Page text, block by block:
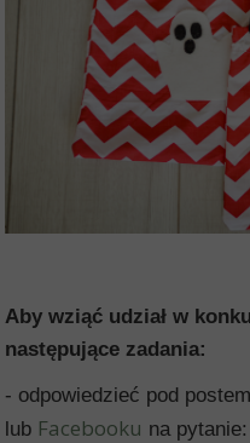
Aby wziąć udział w
następujące zadania:
- odpowiedzieć pod
lub Facebooku na pytanie: